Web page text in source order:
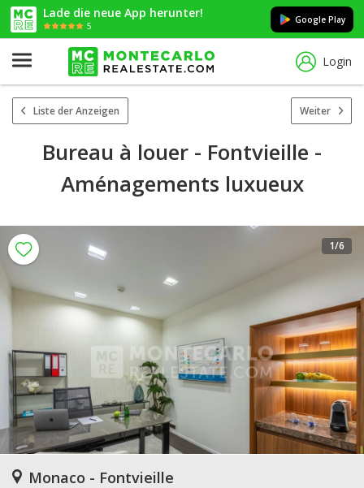
Lade die neue App herunter!
5
Google Play
Login
Liste der Anzeigen Weiter
Bureau à louer - Fontvieille -
Aménagements luxueux
1/6
Monaco - Fontvieille